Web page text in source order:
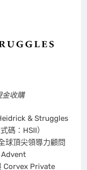
收購
& Struggles
碼：HSII）
球頂尖領導力顧問
Advent
Corvex Private